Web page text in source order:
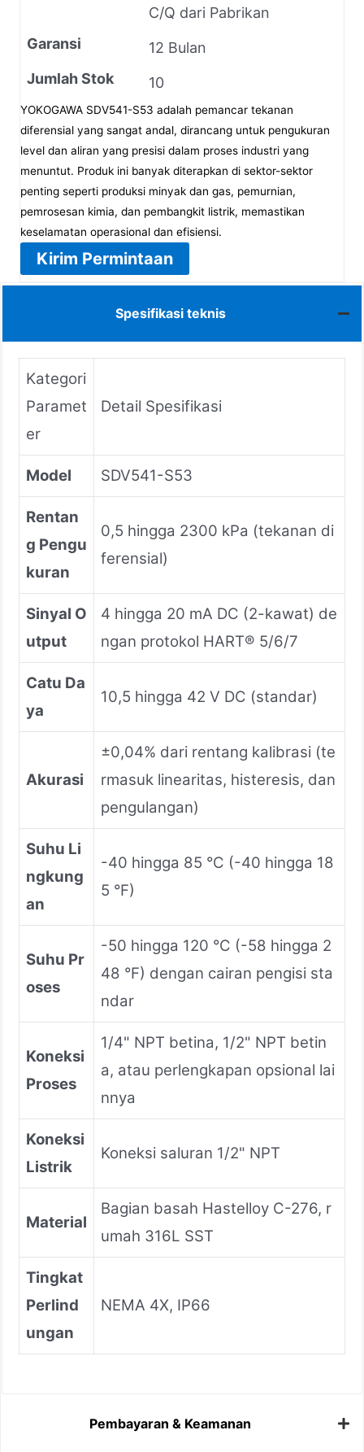
C/Q dari Pabrikan
Garansi
12 Bulan
Jumlah Stok
10
YOKOGAWA SDV541-S53 adalah pemancar tekanan
diferensial yang sangat andal, dirancang untuk pengukuran
level dan aliran yang presisi dalam proses industri yang
menuntut. Produk ini banyak diterapkan di sektor-sektor
penting seperti produksi minyak dan gas, pemurnian,
pemrosesan kimia, dan pembangkit listrik, memastikan
keselamatan operasional dan efisiensi.
Kirim Permintaan
Spesifikasi teknis
Kategori
Paramet
er
Detail Spesifikasi
Model SDV541-S53
Rentan
g Pengu
kuran
0,5 hingga 2300 kPa (tekanan di
ferensial)
Sinyal O
utput
4 hingga 20 mA DC (2-kawat) de
ngan protokol HART® 5/6/7
Catu Da
ya
10,5 hingga 42 V DC (standar)
Akurasi
±0,04% dari rentang kalibrasi (te
rmasuk linearitas, histeresis, dan
pengulangan)
Suhu Li
ngkung
an
-40 hingga 85 °C (-40 hingga 18
5 °F)
Suhu Pr
oses
-50 hingga 120 °C (-58 hingga 2
48 °F) dengan cairan pengisi sta
ndar
Koneksi
Proses
1/4" NPT betina, 1/2" NPT betin
a, atau perlengkapan opsional lai
nnya
Koneksi
Listrik
Koneksi saluran 1/2" NPT
Material
Bagian basah Hastelloy C-276, r
umah 316L SST
Tingkat
Perlind
ungan
NEMA 4X, IP66
Pembayaran & Keamanan